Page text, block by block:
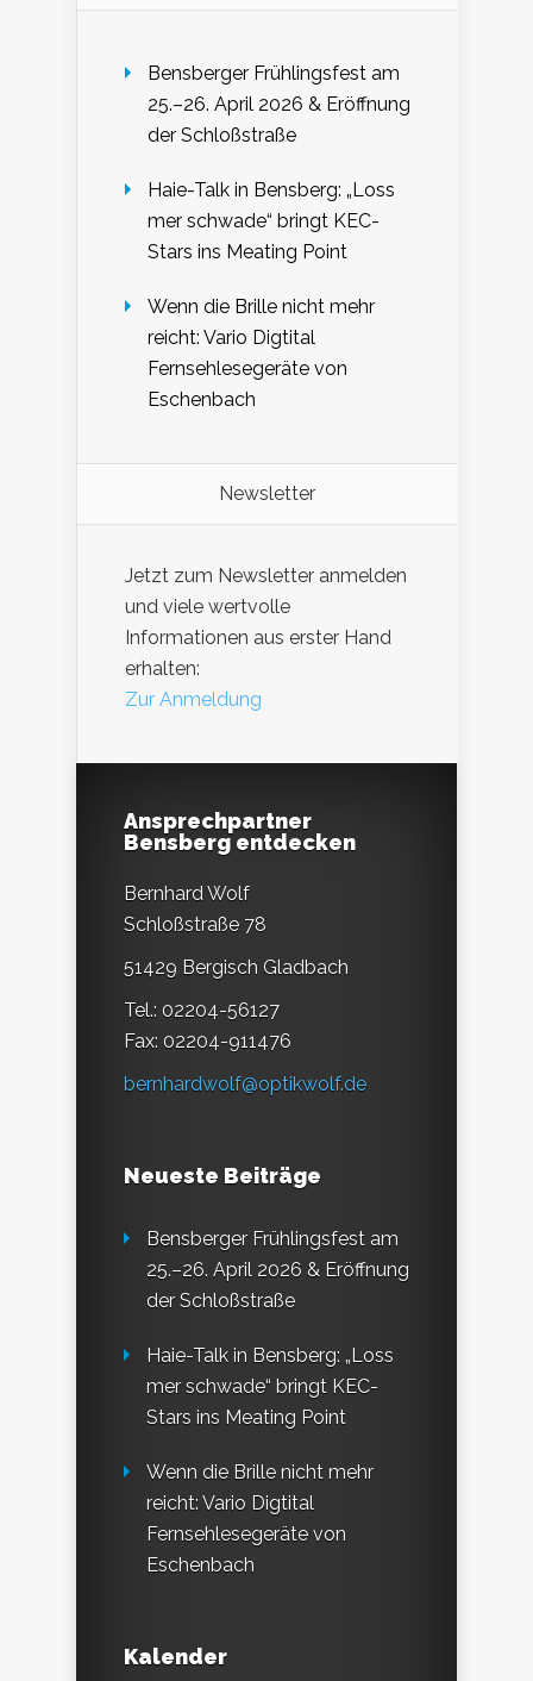
Bensberger Frühlingsfest am
25.–26. April 2026 & Eröffnung
der Schloßstraße
Haie-Talk in Bensberg: „Loss
mer schwade“ bringt KEC-
Stars ins Meating Point
Wenn die Brille nicht mehr
reicht: Vario Digtital
Fernsehlesegeräte von
Eschenbach
Newsletter
Jetzt zum Newsletter anmelden
und viele wertvolle
Informationen aus erster Hand
erhalten:
Zur Anmeldung
Ansprechpartner
Bensberg entdecken
Bernhard Wolf
Schloßstraße 78
51429 Bergisch Gladbach
Tel.: 02204-56127
Fax: 02204-911476
bernhardwolf@optikwolf.de
Neueste Beiträge
Bensberger Frühlingsfest am
25.–26. April 2026 & Eröffnung
der Schloßstraße
Haie-Talk in Bensberg: „Loss
mer schwade“ bringt KEC-
Stars ins Meating Point
Wenn die Brille nicht mehr
reicht: Vario Digtital
Fernsehlesegeräte von
Eschenbach
Kalender